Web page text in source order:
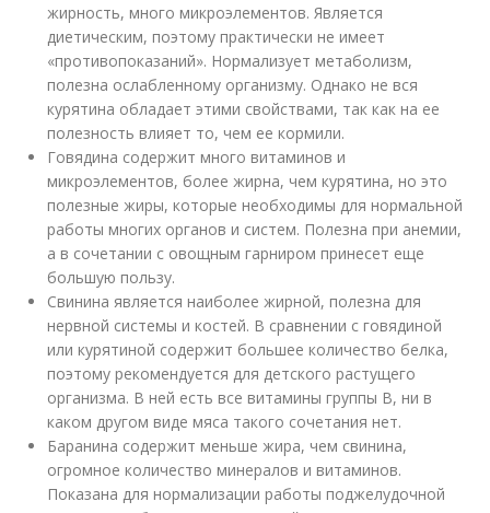
жирность, много микроэлементов. Является
диетическим, поэтому практически не имеет
«противопоказаний». Нормализует метаболизм,
полезна ослабленному организму. Однако не вся
курятина обладает этими свойствами, так как на ее
полезность влияет то, чем ее кормили.
Говядина содержит много витаминов и
микроэлементов, более жирна, чем курятина, но это
полезные жиры, которые необходимы для нормальной
работы многих органов и систем. Полезна при анемии,
а в сочетании с овощным гарниром принесет еще
большую пользу.
Свинина является наиболее жирной, полезна для
нервной системы и костей. В сравнении с говядиной
или курятиной содержит большее количество белка,
поэтому рекомендуется для детского растущего
организма. В ней есть все витамины группы В, ни в
каком другом виде мяса такого сочетания нет.
Баранина содержит меньше жира, чем свинина,
огромное количество минералов и витаминов.
Показана для нормализации работы поджелудочной